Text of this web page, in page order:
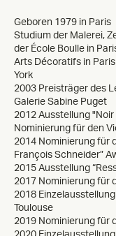
Geboren 1979 in Paris
Studium der Malerei,
der École Boulle in
Arts Décoratifs in
York
2003 Preisträger des
Galerie Sabine Puget
2012 Ausstellung
Nominierung für den
2014 Nominierung für
François Schneider”
2015 Ausstellung
2017 Nominierung für
2018
Toulouse
2019 Nominierung für